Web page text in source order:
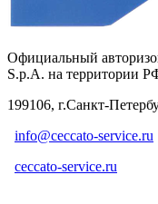
Официальный
S.p.A. на
199106, г.Санкт-
info@ceccato-service.ru
ceccato-service.ru